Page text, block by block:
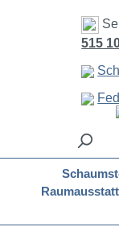
Zum Hauptinhalt
515